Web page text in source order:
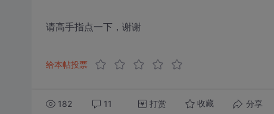
请高手指点一下，谢谢
给本帖投票
182 11 打赏 收藏 分享